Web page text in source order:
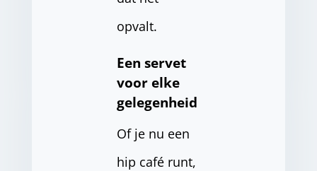
opvalt.
Een servet
voor elke
gelegenheid
Of je nu een
hip café runt,